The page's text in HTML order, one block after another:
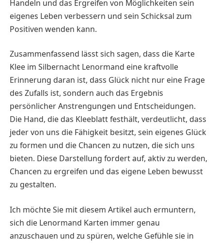
Handeln und das Ergreifen von Möglichkeiten sein
eigenes Leben verbessern und sein Schicksal zum
Positiven wenden kann.
Zusammenfassend lässt sich sagen, dass die Karte
Klee im Silbernacht Lenormand eine kraftvolle
Erinnerung daran ist, dass Glück nicht nur eine Frage
des Zufalls ist, sondern auch das Ergebnis
persönlicher Anstrengungen und Entscheidungen.
Die Hand, die das Kleeblatt festhält, verdeutlicht, dass
jeder von uns die Fähigkeit besitzt, sein eigenes Glück
zu formen und die Chancen zu nutzen, die sich uns
bieten. Diese Darstellung fordert auf, aktiv zu werden,
Chancen zu ergreifen und das eigene Leben bewusst
zu gestalten.
Ich möchte Sie mit diesem Artikel auch ermuntern,
sich die Lenormand Karten immer genau
anzuschauen und zu spüren, welche Gefühle sie in